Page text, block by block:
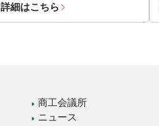
詳細はこちら
商工会議所
ニュース